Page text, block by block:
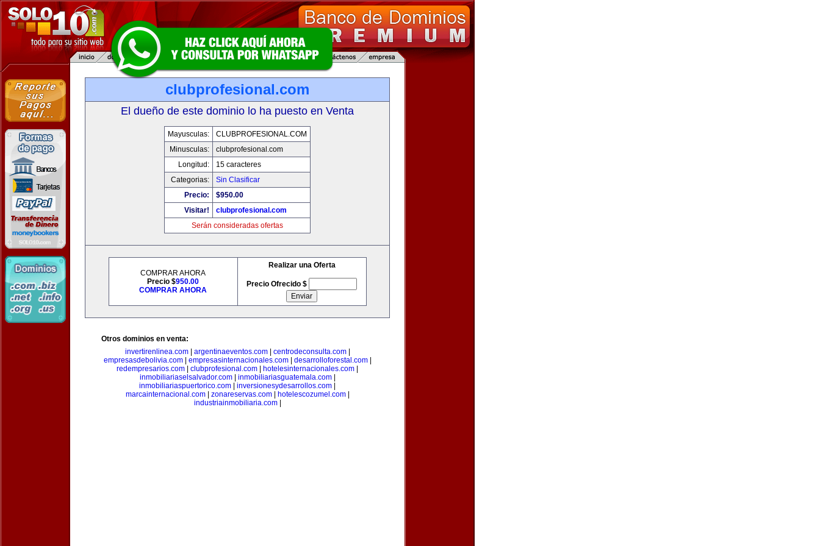
clubprofesional.com
El dueño de este dominio lo ha puesto en Venta
Mayusculas:
CLUBPROFESIONAL.COM
Minusculas:
clubprofesional.com
Longitud:
15 caracteres
Categorias:
Sin Clasificar
Precio:
$950.00
Visitar!
clubprofesional.com
Serán consideradas ofertas
COMPRAR AHORA
Precio $950.00
COMPRAR AHORA
Realizar una Oferta
Precio Ofrecido $
Otros dominios en venta:
invertirenlinea.com| argentinaeventos.com| centrodeconsulta.com|
empresasdebolivia.com| empresasinternacionales.com| desarrolloforestal.com|
redempresarios.com
clubprofesional.com hotelesinternacionales.com
inmobiliariaselsalvador.com| inmobiliariasguatemala.com|
inmobiliariaspuertorico.com
inversionesydesarrollos.com
marcainternacional.com| zonareservas.com| hotelescozumel.com|
industriainmobiliaria.com|